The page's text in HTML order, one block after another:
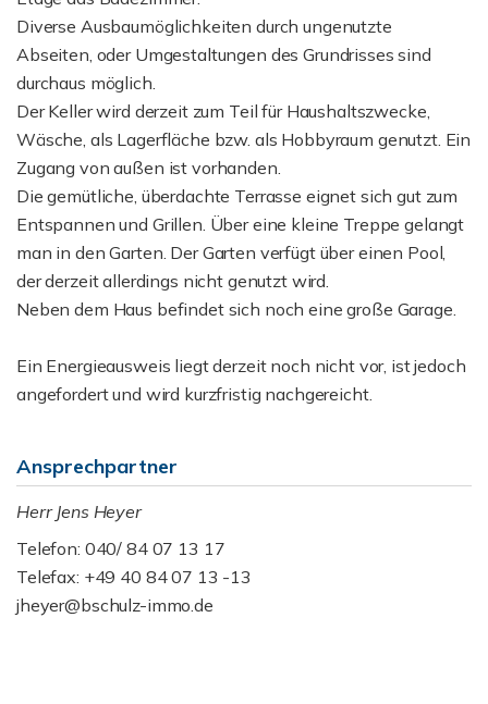
Diverse Ausbaumöglichkeiten durch ungenutzte
Abseiten, oder Umgestaltungen des Grundrisses sind
durchaus möglich.
Der Keller wird derzeit zum Teil für Haushaltszwecke,
Wäsche, als Lagerfläche bzw. als Hobbyraum genutzt. Ein
Zugang von außen ist vorhanden.
Die gemütliche, überdachte Terrasse eignet sich gut zum
Entspannen und Grillen. Über eine kleine Treppe gelangt
man in den Garten. Der Garten verfügt über einen Pool,
der derzeit allerdings nicht genutzt wird.
Neben dem Haus befindet sich noch eine große Garage.
Ein Energieausweis liegt derzeit noch nicht vor, ist jedoch
angefordert und wird kurzfristig nachgereicht.
Ansprechpartner
Herr Jens Heyer
Telefon: 040/ 84 07 13 17
Telefax: +49 40 84 07 13 -13
jheyer@bschulz-immo.de